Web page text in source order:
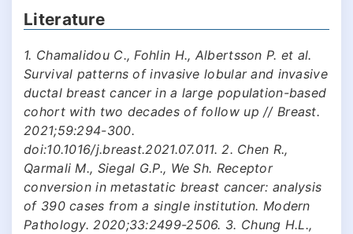
Literature
1. Chamalidou C., Fohlin H., Albertsson P. et al.
Survival patterns of invasive lobular and invasive
ductal breast cancer in a large population-based
cohort with two decades of follow up // Breast.
2021;59:294-300.
doi:10.1016/j.breast.2021.07.011. 2. Chen R.,
Qarmali M., Siegal G.P., We Sh. Receptor
conversion in metastatic breast cancer: analysis
of 390 cases from a single institution. Modern
Pathology. 2020;33:2499-2506. 3. Chung H.L.,